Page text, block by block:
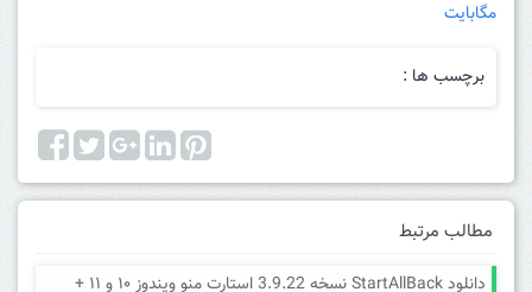
مگابایت
برچسب ها :
مطالب مرتبط
دانلود StartAllBack نسخه 3.9.22 استارت منو ویندوز ۱۰ و ۱۱ +